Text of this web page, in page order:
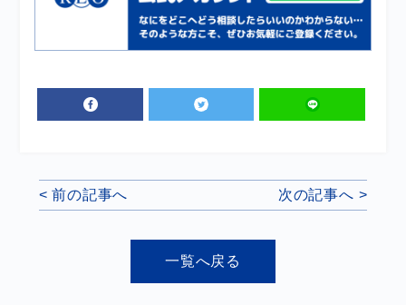
< 前の記事へ 次の記事へ >
一覧へ戻る